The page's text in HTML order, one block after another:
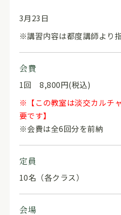
3月23日
※講習内容は都度講師より
会費
1回 8,800円(税込)
※【この教室は淡交カルチ
要です】
※会費は全6回分を前納
定員
10名（各クラス）
会場